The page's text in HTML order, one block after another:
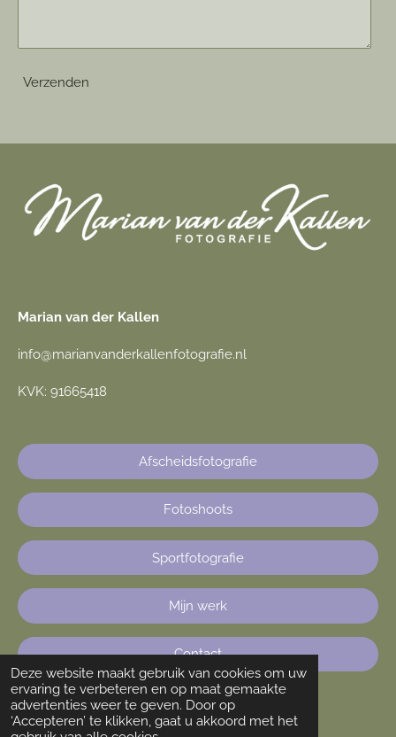
Deze website maakt gebruik van cookies om uw
ervaring te verbeteren en op maat gemaakte
advertenties weer te geven. Door op
‘Accepteren’ te klikken, gaat u akkoord met het
Verzenden
Marian van der Kallen
info@marianvanderkallenfotografie.nl
KVK: 91665418
Afscheidsfotografie
Fotoshoots
Sportfotografie
Mijn werk
Contact
F I W